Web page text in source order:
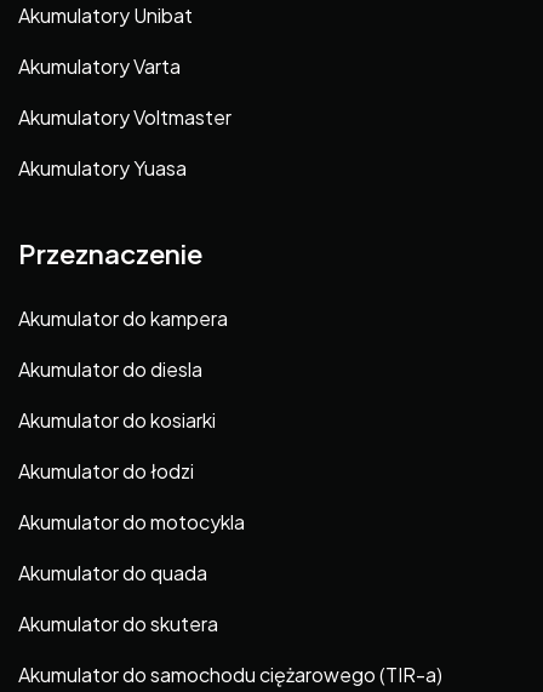
Akumulatory Unibat
Akumulatory Varta
Akumulatory Voltmaster
Akumulatory Yuasa
Przeznaczenie
Akumulator do kampera
Akumulator do diesla
Akumulator do kosiarki
Akumulator do łodzi
Akumulator do motocykla
Akumulator do quada
Akumulator do skutera
Akumulator do samochodu ciężarowego (TIR-a)